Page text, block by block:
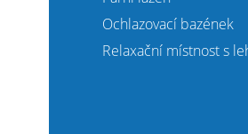
Ochlazovací bazének
Relaxační místnost s